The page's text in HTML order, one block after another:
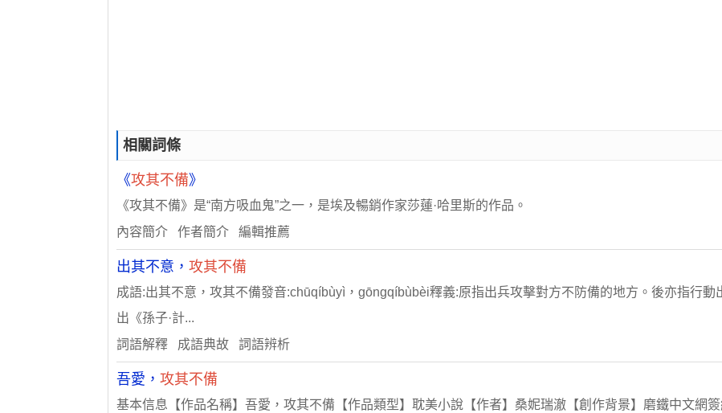
相關詞條
《攻其不備》
《攻其不備》是“南方吸血鬼”之一，是埃及暢銷作家莎蓮·哈里斯的作品。
內容簡介 作者簡介 編輯推薦
出其不意，攻其不備
成語:出其不意，攻其不備發音:chūqíbùyì，gōngqíbùbèi釋義:原指出兵攻擊對方不防備的地方。後亦指行動
出《孫子·計...
詞語解釋 成語典故 詞語辨析
吾愛，攻其不備
基本信息【作品名稱】吾愛，攻其不備【作品類型】耽美小說【作者】桑妮瑞澈【創作背景】磨鐵中文網